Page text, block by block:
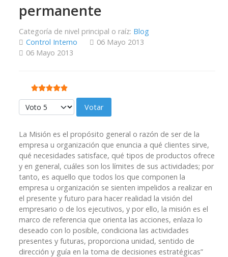
permanente
Categoría de nivel principal o raíz: Blog
Control Interno
06 Mayo 2013
06 Mayo 2013
Ratio:5/5
Por favor, vote
La Misión es el propósito general o razón de ser de la
empresa u organización que enuncia a qué clientes sirve,
qué necesidades satisface, qué tipos de productos ofrece
y en general, cuáles son los límites de sus actividades; por
tanto, es aquello que todos los que componen la
empresa u organización se sienten impelidos a realizar en
el presente y futuro para hacer realidad la visión del
empresario o de los ejecutivos, y por ello, la misión es el
marco de referencia que orienta las acciones, enlaza lo
deseado con lo posible, condiciona las actividades
presentes y futuras, proporciona unidad, sentido de
dirección y guía en la toma de decisiones estratégicas”